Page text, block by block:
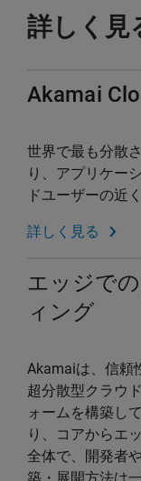
詳しく見
Akamai
世界で最も分散
り、アプリケー
ドユーザーの近
詳しく見る
エッジで
ィング
Akamaiは、信頼
超分散型クラウ
ォームを構築し
り、コアからエ
全体で、開発者
築・展開方法は